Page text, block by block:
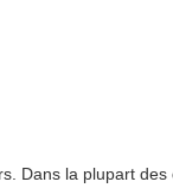
Dans la plupart